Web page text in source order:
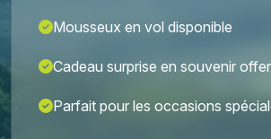
Mousseux en vol disponible
Cadeau surprise en souvenir
Parfait pour les occasions